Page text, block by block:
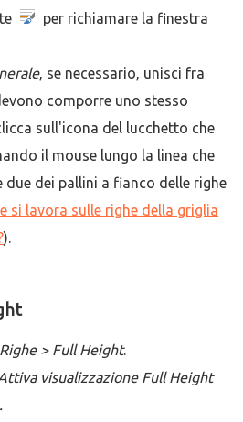
per richiamare la finestra
, se necessario, unisci fra
comporre uno stesso
sull'icona del lucchetto che
il mouse lungo la linea che
due dei pallini a fianco delle righe
si lavora sulle righe della griglia
).
> Full Height.
visualizzazione Full Height
.